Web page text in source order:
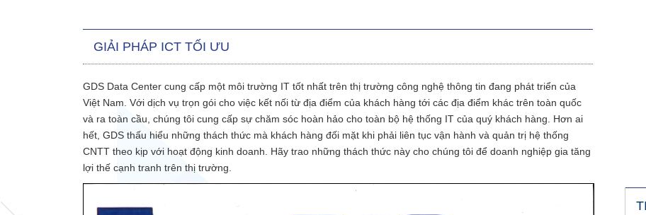
GIẢI PHÁP ICT TỐI ƯU
GDS Data Center cung cấp một môi trường IT tốt nhất trên thị trường công nghệ thông tin đang phát triển của
Việt Nam. Với dịch vụ trọn gói cho việc kết nối từ địa điểm của khách hàng tới các địa điểm khác trên toàn quốc
và ra toàn cầu, chúng tôi cung cấp sự chăm sóc hoàn hảo cho toàn bộ hệ thống IT của quý khách hàng. Hơn ai
hết, GDS thấu hiểu những thách thức mà khách hàng đối mặt khi phải liên tục vận hành và quản trị hệ thống
CNTT theo kịp với hoạt động kinh doanh. Hãy trao những thách thức này cho chúng tôi để doanh nghiệp gia tăng
lợi thế cạnh tranh trên thị trường.